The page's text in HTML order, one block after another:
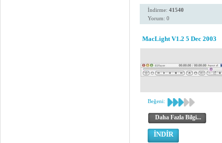
İndirme: 41540
Yorum: 0
MacLight V1.2 5 Dec 2003
Beğeni:
Daha Fazla Bilgi...
İNDİR